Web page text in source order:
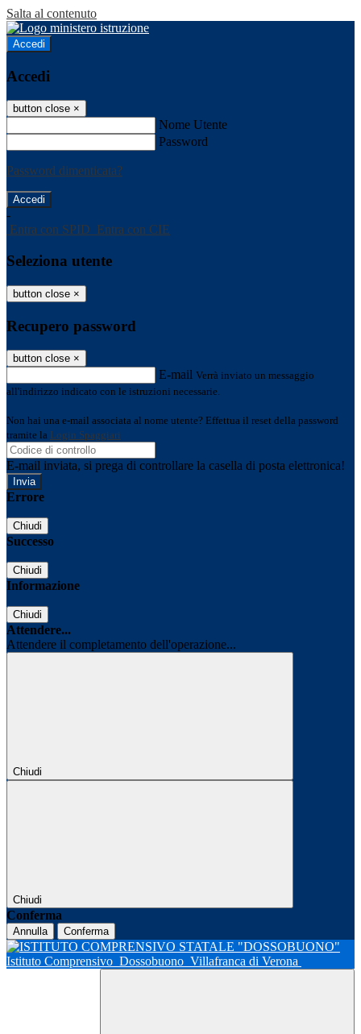
Salta al contenuto
Accedi
Accedi
button close ×
Nome Utente
Password
Password dimenticata?
-
Entra con SPID Entra con CIE
Seleziona utente
button close ×
Recupero password
button close ×
E-mail Verrà inviato un messaggio
all'indirizzo indicato con le istruzioni necessarie.
Non hai una e-mail associata al nome utente? Effettua il reset della password
tramite la Login Spaggiari
E-mail inviata, si prega di controllare la casella di posta elettronica!
Errore
Chiudi
Successo
Chiudi
Informazione
Chiudi
Attendere...
Attendere il completamento dell'operazione...
Chiudi
Chiudi
Conferma
Annulla Conferma
Istituto Comprensivo Dossobuono Villafranca di Verona